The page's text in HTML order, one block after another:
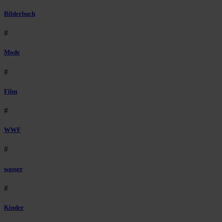
Bilderbuch
#
Mode
#
Film
#
WWF
#
wasser
#
Kinder